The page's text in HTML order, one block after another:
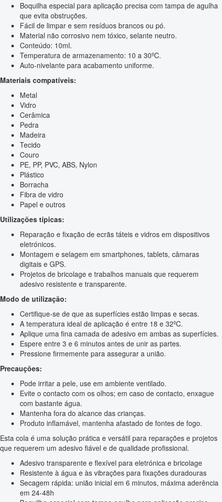
Boquilha especial para aplicação precisa com tampa de agulha
que evita obstruções.
Fácil de limpar e sem resíduos brancos ou pó.
Material não corrosivo nem tóxico, selante neutro.
Conteúdo: 10ml.
Temperatura de armazenamento: 10 a 30ºC.
Auto-nivelante para acabamento uniforme.
Materiais compatíveis:
Metal
Vidro
Cerâmica
Pedra
Madeira
Tecido
Couro
PE, PP, PVC, ABS, Nylon
Plástico
Borracha
Fibra de vidro
Papel e outros
Utilizações típicas:
Reparação e fixação de ecrãs táteis e vidros em dispositivos
eletrónicos.
Montagem e selagem em smartphones, tablets, câmaras
digitais e GPS.
Projetos de bricolage e trabalhos manuais que requerem
adesivo resistente e transparente.
Modo de utilização:
Certifique-se de que as superfícies estão limpas e secas.
A temperatura ideal de aplicação é entre 18 e 32ºC.
Aplique uma fina camada de adesivo em ambas as superfícies.
Espere entre 3 e 6 minutos antes de unir as partes.
Pressione firmemente para assegurar a união.
Precauções:
Pode irritar a pele, use em ambiente ventilado.
Evite o contacto com os olhos; em caso de contacto, enxague
com bastante água.
Mantenha fora do alcance das crianças.
Produto inflamável, mantenha afastado de fontes de fogo.
Esta cola é uma solução prática e versátil para reparações e projetos
que requerem um adesivo fiável e de qualidade profissional.
Adesivo transparente e flexível para eletrónica e bricolage
Resistente à água e às vibrações para fixações duradouras
Secagem rápida: união inicial em 6 minutos, máxima aderência
em 24-48h